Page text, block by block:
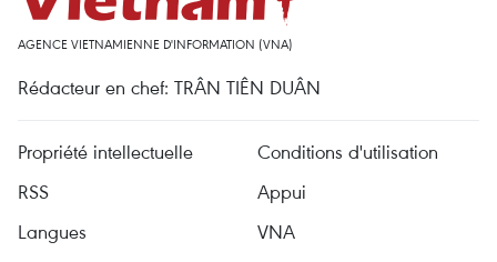
AGENCE VIETNAMIENNE D'INFORMATION (VNA)
Rédacteur en chef: TRÂN TIÊN DUÂN
Propriété intellectuelle
Conditions d'utilisation
RSS
Appui
Langues
VNA